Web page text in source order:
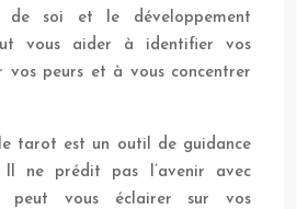
de soi et le développement
vous aider à identifier vos
vos peurs et à vous concentrer
le tarot est un outil de guidance
Il ne prédit pas l’avenir avec
peut vous éclairer sur vos